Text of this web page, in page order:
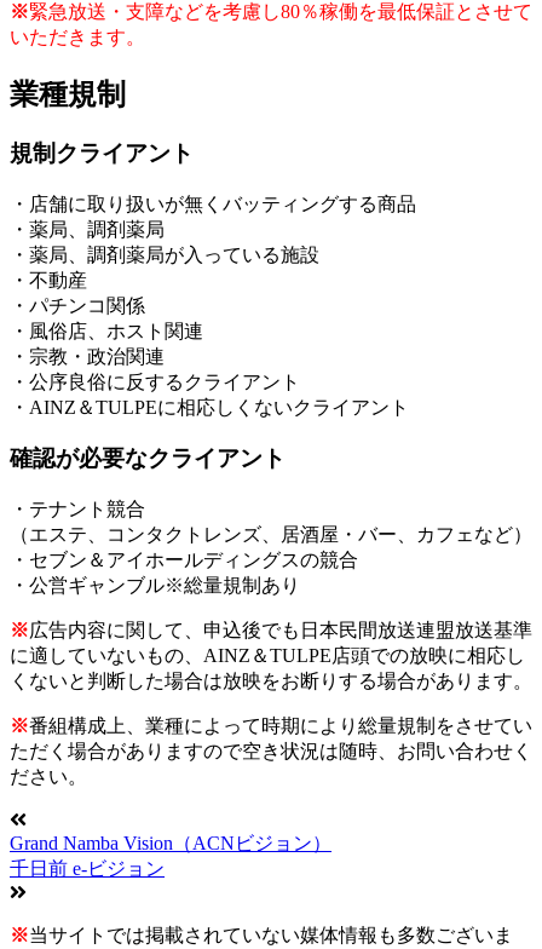
※緊急放送・支障などを考慮し80％稼働を最低保証とさせて
いただきます。
業種規制
規制クライアント
・店舗に取り扱いが無くバッティングする商品
・薬局、調剤薬局
・薬局、調剤薬局が入っている施設
・不動産
・パチンコ関係
・風俗店、ホスト関連
・宗教・政治関連
・公序良俗に反するクライアント
・AINZ＆TULPEに相応しくないクライアント
確認が必要なクライアント
・テナント競合
（エステ、コンタクトレンズ、居酒屋・バー、カフェなど）
・セブン＆アイホールディングスの競合
・公営ギャンブル※総量規制あり
※広告内容に関して、申込後でも日本民間放送連盟放送基準
に適していないもの、AINZ＆TULPE店頭での放映に相応し
くないと判断した場合は放映をお断りする場合があります。
※番組構成上、業種によって時期により総量規制をさせてい
ただく場合がありますので空き状況は随時、お問い合わせく
ださい。
Grand Namba Vision（ACNビジョン）
千日前 e-ビジョン
※当サイトでは掲載されていない媒体情報も多数ございま